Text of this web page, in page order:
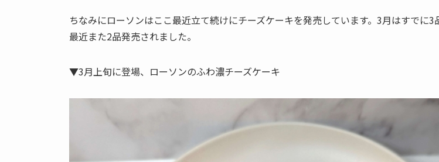
ちなみにローソンはここ最近立て続けにチーズケーキを発売しています。3月はすでに3
最近また2品発売されました。
▼3月上旬に登場、ローソンのふわ濃チーズケーキ